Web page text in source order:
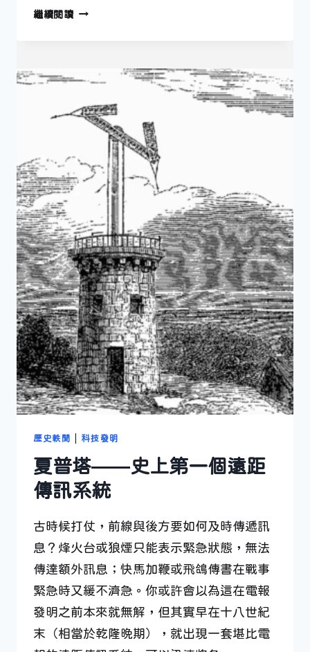
繼續閱讀法
命
杜
司
的
生
歷史軼聞 科技發明
夏普塔——史上第一個遠距
傳訊系統
古時候打仗，前線與後方要如何及時傳遞訊
息？烽火台或狼煙只能表示緊急狀態，無法
傳達額外訊息；快馬加鞭或飛鴿傳書在戰事
緊急時又緩不濟急。你或許會以為這在電報
發明之前本來就無解，但其實早在十八世紀
末（相當於乾隆晚期），就出現一套堪比電